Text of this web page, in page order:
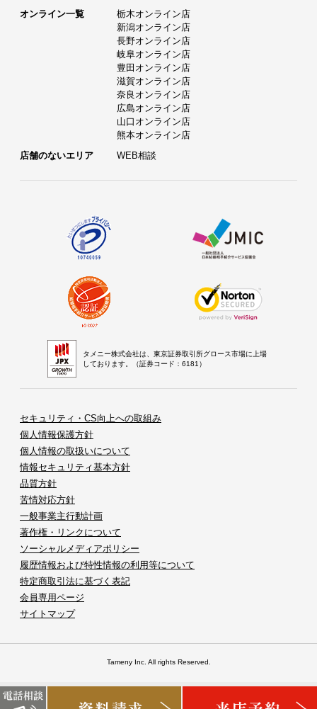
オンライン一覧
栃木オンライン店
新潟オンライン店
長野オンライン店
岐阜オンライン店
豊田オンライン店
滋賀オンライン店
奈良オンライン店
広島オンライン店
山口オンライン店
熊本オンライン店
店舗のないエリア
WEB相談
タメニー株式会社は、東京証券取引所グロース市場に上場
しております。（証券コード：6181）
セキュリティ・CS向上への取組み
個人情報保護方針
個人情報の取扱いについて
情報セキュリティ基本方針
品質方針
苦情対応方針
一般事業主行動計画
著作権・リンクについて
ソーシャルメディアポリシー
履歴情報および特性情報の利用等について
特定商取引法に基づく表記
会員専用ページ
サイトマップ
Tameny Inc. All rights Reserved.